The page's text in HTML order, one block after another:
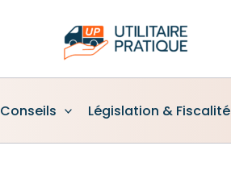
Conseils Législation & Fiscalité